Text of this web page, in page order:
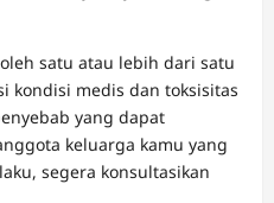
satu atau lebih dari satu
kondisi medis dan toksisitas
yang dapat
keluarga kamu yang
segera konsultasikan